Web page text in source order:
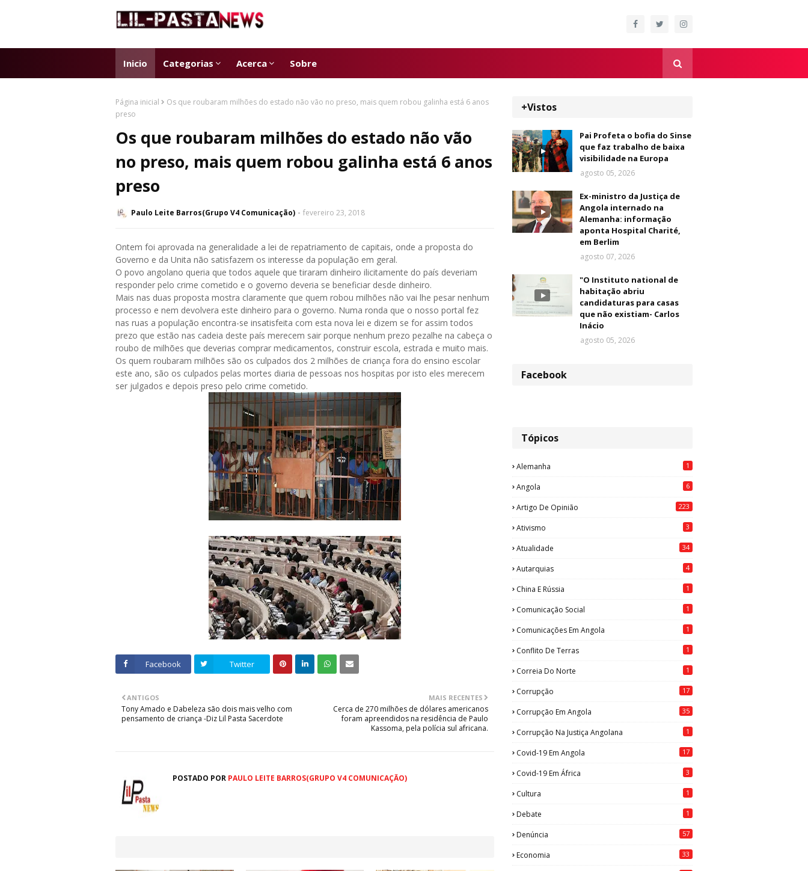
Inicio Categorias Acerca Sobre
Página inicial
Os que roubaram milhões do estado não vão no preso, mais quem robou galinha está 6 anos
preso
Os que roubaram milhões do estado não vão
no preso, mais quem robou galinha está 6 anos
preso
Paulo Leite Barros(Grupo V4 Comunicação) fevereiro 23, 2018
Ontem foi aprovada na generalidade a lei de repatriamento de capitais, onde a proposta do
Governo e da Unita não satisfazem os interesse da população em geral.
O povo angolano queria que todos aquele que tiraram dinheiro ilicitamente do país deveriam
responder pelo crime cometido e o governo deveria se beneficiar desde dinheiro.
Mais nas duas proposta mostra claramente que quem robou milhões não vai lhe pesar nenhum
processo e nem devolvera este dinheiro para o governo. Numa ronda que o nosso portal fez
nas ruas a população encontra-se insatisfeita com esta nova lei e dizem se for assim todos
prezo que estão nas cadeia deste país merecem sair porque nenhum prezo pezalhe na cabeça o
roubo de milhões que deverias comprar medicamentos, construir escola, estrada e muito mais.
Os quem roubaram milhões são os culpados dos 2 milhões de criança fora do ensino escolar
este ano, são os culpados pelas mortes diaria de pessoas nos hospitas por isto eles merecem
ser julgados e depois preso pelo crime cometido.
Facebook Twitter
MAIS RECENTES
Cerca de 270 milhões de dólares americanos
foram apreendidos na residência de Paulo
Kassoma, pela polícia sul africana.
ANTIGOS
Tony Amado e Dabeleza são dois mais velho com
pensamento de criança -Diz Lil Pasta Sacerdote
POSTADO POR PAULO LEITE BARROS(GRUPO V4 COMUNICAÇÃO)
+Vistos
Pai Profeta o bofia do Sinse
que faz trabalho de baixa
visibilidade na Europa
agosto 05, 2026
Ex-ministro da Justiça de
Angola internado na
Alemanha: informação
aponta Hospital Charité,
em Berlim
agosto 07, 2026
"O Instituto national de
habitação abriu
candidaturas para casas
que não existiam- Carlos
Inácio
agosto 05, 2026
Facebook
Tópicos
Alemanha 1
Angola 6
Artigo De Opinião 223
Ativismo 3
Atualidade 34
Autarquias 4
China E Rússia 1
Comunicação Social 1
Comunicações Em Angola 1
Conflito De Terras 1
Correia Do Norte 1
Corrupção 17
Corrupção Em Angola 35
Corrupção Na Justiça Angolana 1
Covid-19 Em Angola 17
Covid-19 Em África 3
Cultura 1
Debate 1
Denúncia 57
Economia 33